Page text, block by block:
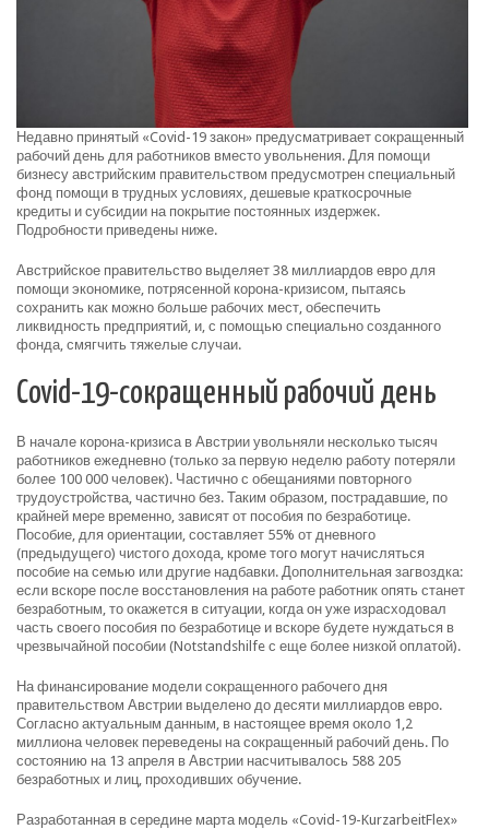
Недавно принятый «Covid-19 закон» предусматривает сокращенный
рабочий день для работников вместо увольнения. Для помощи
бизнесу австрийским правительством предусмотрен специальный
фонд помощи в трудных условиях, дешевые краткосрочные
кредиты и субсидии на покрытие постоянных издержек.
Подробности приведены ниже.
Австрийское правительство выделяет 38 миллиардов евро для
помощи экономике, потрясенной корона-кризисом, пытаясь
сохранить как можно больше рабочих мест, обеспечить
ликвидность предприятий, и, с помощью специально созданного
фонда, смягчить тяжелые случаи.
Covid-19-сокращенный рабочий день
В начале корона-кризиса в Австрии увольняли несколько тысяч
работников ежедневно (только за первую неделю работу потеряли
более 100 000 человек). Частично с обещаниями повторного
трудоустройства, частично без. Таким образом, пострадавшие, по
крайней мере временно, зависят от пособия по безработице.
Пособие, для ориентации, составляет 55% от дневного
(предыдущего) чистого дохода, кроме того могут начисляться
пособие на семью или другие надбавки. Дополнительная загвоздка:
если вскоре после восстановления на работе работник опять станет
безработным, то окажется в ситуации, когда он уже израсходовал
часть своего пособия по безработице и вскоре будете нуждаться в
чрезвычайной пособии (Notstandshilfe с еще более низкой оплатой).
На финансирование модели сокращенного рабочего дня
правительством Австрии выделено до десяти миллиардов евро.
Согласно актуальным данным, в настоящее время около 1,2
миллиона человек переведены на сокращенный рабочий день. По
состоянию на 13 апреля в Австрии насчитывалось 588 205
безработных и лиц, проходивших обучение.
Разработанная в середине марта модель «Covid-19-KurzarbeitFlex»